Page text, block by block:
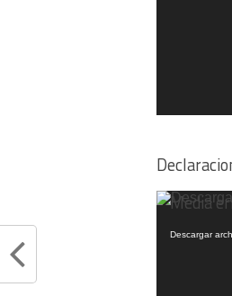
Reproductor
deMedia
Descargar